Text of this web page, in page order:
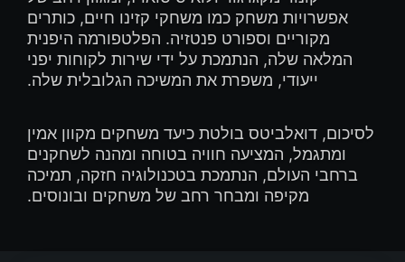
אפשרויות משחק כמו משחקי קזינו חיים, כותרים
מקוריים וספורט פנטזיה. הפלטפורמה היפנית
המלאה שלה, הנתמכת על ידי שירות לקוחות יפני
ייעודי, משפרת את המשיכה הגלובלית שלה.
לסיכום, דואלביטס בולטת כיעד משחקים מקוון אמין
ומתגמל, המציעה חוויה בטוחה ומהנה לשחקנים
ברחבי העולם, הנתמכת בטכנולוגיה חזקה, תמיכה
מקיפה ומבחר רחב של משחקים ובונוסים.